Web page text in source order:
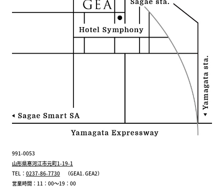
991-0053
山形県寒河江市元町1-19-1
TEL： 0237-86-7730（GEA1. GEA2）
営業時間：11：00～19：00